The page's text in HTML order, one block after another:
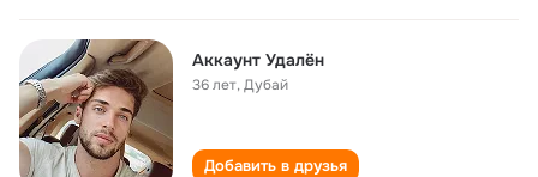
Аккаунт Удалён
36 лет,Дубай
Добавить в друзья